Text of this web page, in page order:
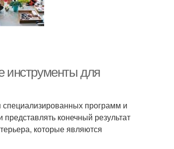
инструменты для
программ и
конечный результат
которые являются